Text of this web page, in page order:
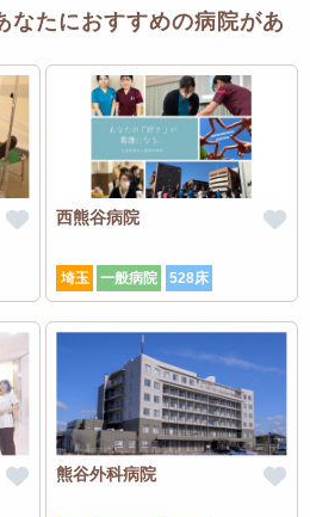
なたにおすすめの病院があ
西熊谷病院
埼玉 一般病院 528床
熊谷外科病院